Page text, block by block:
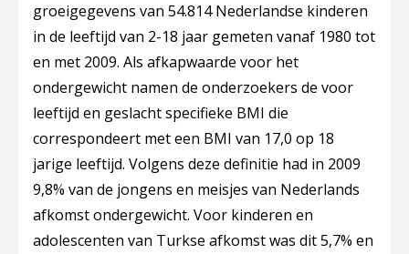
groeigegevens van 54.814 Nederlandse kinderen
in de leeftijd van 2-18 jaar gemeten vanaf 1980 tot
en met 2009. Als afkapwaarde voor het
ondergewicht namen de onderzoekers de voor
leeftijd en geslacht specifieke BMI die
correspondeert met een BMI van 17,0 op 18
jarige leeftijd. Volgens deze definitie had in 2009
9,8% van de jongens en meisjes van Nederlands
afkomst ondergewicht. Voor kinderen en
adolescenten van Turkse afkomst was dit 5,7% en